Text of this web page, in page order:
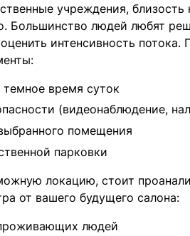
учреждения,
Большинство людей любят
интенсивность
время суток
(видеонаблюдение,
помещения
парковки
локацию, стоит
от вашего будущего салона:
людей